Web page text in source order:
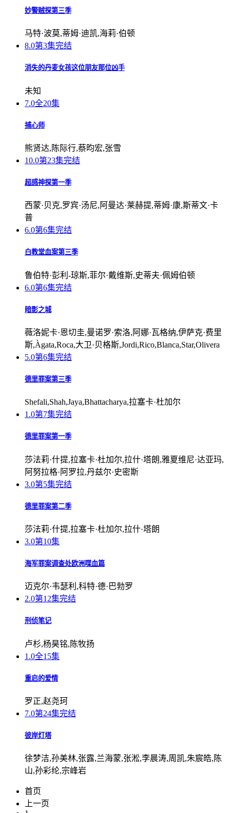
妙警贼探第三季
马特·波莫,蒂姆·迪凯,海莉·伯顿
8.0第3集完结
消失的丹麦女孩这位朋友那位凶手
未知
7.0全20集
捕心师
熊贤达,陈际行,蔡昀宏,张雪
10.0第23集完结
超感神探第一季
西蒙·贝克,罗宾·汤尼,阿曼达·莱赫提,蒂姆·康,斯蒂文·卡
普
6.0第6集完结
白教堂血案第三季
鲁伯特·彭利-琼斯,菲尔·戴维斯,史蒂夫·佩姆伯顿
6.0第6集完结
暗影之城
薇洛妮卡·恩切圭,曼诺罗·索洛,阿娜·瓦格纳,伊萨克·费里
斯,Àgata,Roca,大卫·贝格斯,Jordi,Rico,Blanca,Star,Olivera
5.0第6集完结
德里罪案第三季
Shefali,Shah,Jaya,Bhattacharya,拉塞卡·杜加尔
1.0第7集完结
德里罪案第一季
莎法莉·什提,拉塞卡·杜加尔,拉什·塔朗,雅夏维尼·达亚玛,
阿努拉格·阿罗拉,丹兹尔·史密斯
3.0第5集完结
德里罪案第二季
莎法莉·什提,拉塞卡·杜加尔,拉什·塔朗
3.0第10集
海军罪案调查处欧洲喋血篇
迈克尔·韦瑟利,科特·德·巴勃罗
2.0第12集完结
刑侦笔记
卢杉,杨昊铭,陈牧扬
1.0全15集
重启的爱情
罗正,赵尧珂
7.0第24集完结
彼岸灯塔
徐梦洁,孙美林,张露,兰海蒙,张淞,李晨涛,周凯,朱宸皓,陈
山,孙彩纶,宗峰岩
首页
上一页